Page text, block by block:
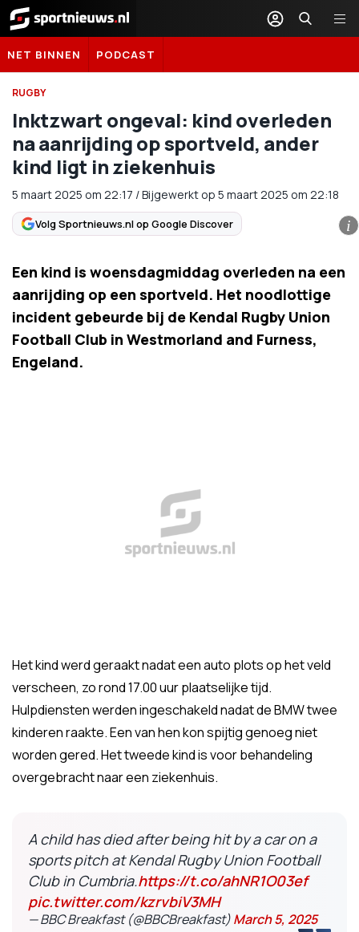
Sportnieuws.nl
NET BINNEN PODCAST
RUGBY
Inktzwart ongeval: kind overleden
na aanrijding op sportveld, ander
kind ligt in ziekenhuis
5 maart 2025 om 22:17 /Bijgewerkt op 5 maart 2025 om 22:18
Volg Sportnieuws.nl op Google Discover i
Een kind is woensdagmiddag overleden na een
aanrijding op een sportveld. Het noodlottige
incident gebeurde bij de Kendal Rugby Union
Football Club in Westmorland and Furness,
Engeland.
Het kind werd geraakt nadat een auto plots op het veld
verscheen, zo rond 17.00 uur plaatselijke tijd.
Hulpdiensten werden ingeschakeld nadat de BMW twee
kinderen raakte. Een van hen kon spijtig genoeg niet
worden gered. Het tweede kind is voor behandeling
overgebracht naar een ziekenhuis.
A child has died after being hit by a car on a
sports pitch at Kendal Rugby Union Football
Club in Cumbria.https://t.co/ahNR1O03ef
pic.twitter.com/kzrvbiV3MH
— BBC Breakfast (@BBCBreakfast)March 5, 2025